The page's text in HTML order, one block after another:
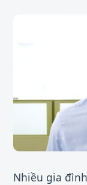
Nhiều gia